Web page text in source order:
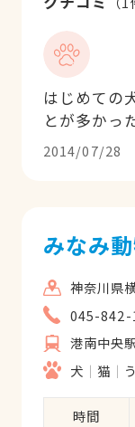
はじめての
とが多かっ
にも分かり
も助かり
2014/07/28
みなみ
神奈川県
045-842-
港南中央駅
犬
猫
時間